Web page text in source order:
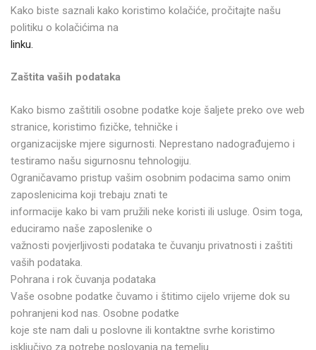
Kako biste saznali kako koristimo kolačiće, pročitajte našu
politiku o kolačićima na
linku.
Zaštita vaših podataka
Kako bismo zaštitili osobne podatke koje šaljete preko ove web
stranice, koristimo fizičke, tehničke i
organizacijske mjere sigurnosti. Neprestano nadograđujemo i
testiramo našu sigurnosnu tehnologiju.
Ograničavamo pristup vašim osobnim podacima samo onim
zaposlenicima koji trebaju znati te
informacije kako bi vam pružili neke koristi ili usluge. Osim toga,
educiramo naše zaposlenike o
važnosti povjerljivosti podataka te čuvanju privatnosti i zaštiti
vaših podataka.
Pohrana i rok čuvanja podataka
Vaše osobne podatke čuvamo i štitimo cijelo vrijeme dok su
pohranjeni kod nas. Osobne podatke
koje ste nam dali u poslovne ili kontaktne svrhe koristimo
isključivo za potrebe poslovanja na temelju